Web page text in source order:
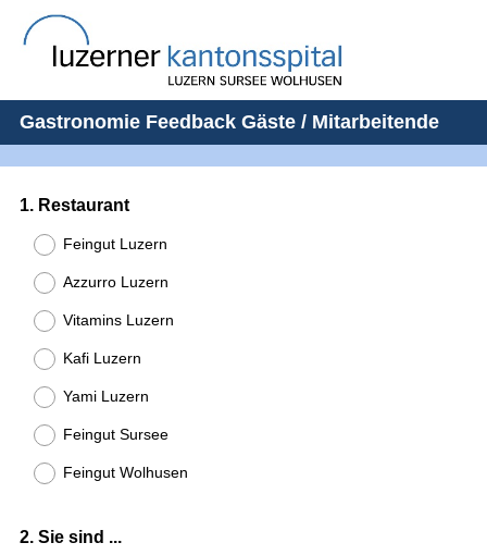
Gastronomie Feedback Gäste / Mitarbeitende
Question
Title
1. Restaurant
Feingut Luzern
Azzurro Luzern
Vitamins Luzern
Kafi Luzern
Yami Luzern
Feingut Sursee
Feingut Wolhusen
Question
2. Sie sind ...